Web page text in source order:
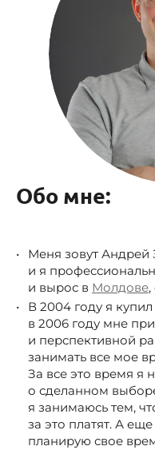
Обо мне:
Меня зовут Андрей
и я
и вырос в Молдове
В 2004 году я
в 2006 году мне
и перспективной
занимать все мое
За все это время я
о сделанном
я занимаюсь тем,
за это платят. А
планирую свое